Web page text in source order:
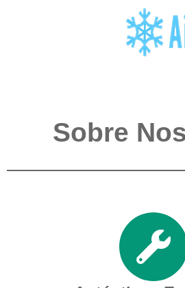
Sobre